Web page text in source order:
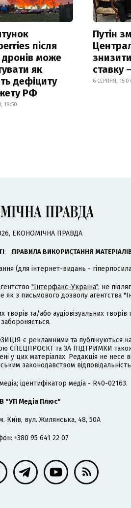
після
дронів може
як
дефіциту
РФ
19:50
Путін
ставку
6 СЕРПНЯ, 15:07
ЕКОНОМІЧНА ПРАВДА
ПРАВИЛА ВИКОРИСТАННЯ
(для інтернет-видань -
"Інтерфакс-Україна", не
з письмового дозволу агентства
та/або аудіовізуальних
забороняється.
є рекламними та публікуються
СПЕЦПРОЄКТ та ЗА ПІДТРИМКИ
у цих матеріалах. Редакція не несе
законодавством
ідентифікатор медіа - R40-02163.
"УП Медіа Плюс"
Київ, вул. Жилянська, 48, 50А
+380 95 641 22 07